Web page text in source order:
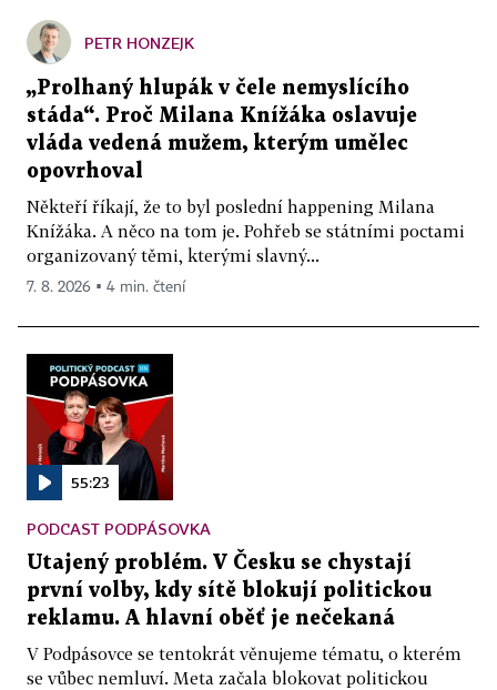
PETR HONZEJK
„Prolhaný hlupák v čele nemyslícího
stáda“. Proč Milana Knížáka oslavuje
vláda vedená mužem, kterým umělec
opovrhoval
Někteří říkají, že to byl poslední happening Milana
Knížáka. A něco na tom je. Pohřeb se státními poctami
organizovaný těmi, kterými slavný...
7. 8. 2026 ▪ 4 min. čtení
55:23
PODCAST PODPÁSOVKA
Utajený problém. V Česku se chystají
první volby, kdy sítě blokují politickou
reklamu. A hlavní oběť je nečekaná
V Podpásovce se tentokrát věnujeme tématu, o kterém
se vůbec nemluví. Meta začala blokovat politickou